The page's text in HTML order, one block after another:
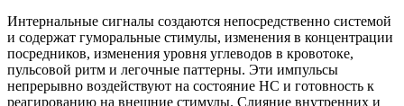
Интернальные сигналы создаются непосредственно системой
и содержат гуморальные стимулы, изменения в концентрации
посредников, изменения уровня углеводов в кровотоке,
пульсовой ритм и легочные паттерны. Эти импульсы
непрерывно воздействуют на состояние НС и готовность к
реагированию на внешние стимулы. Слияние внутренних и